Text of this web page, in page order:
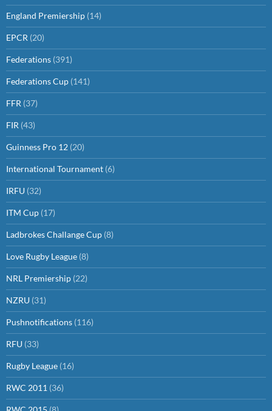
England Premiership (14)
EPCR (20)
Federations (391)
Federations Cup (141)
FFR (37)
FIR (43)
Guinness Pro 12 (20)
International Tournament (6)
IRFU (32)
ITM Cup (17)
Ladbrokes Challange Cup (8)
Love Rugby League (8)
NRL Premiership (22)
NZRU (31)
Pushnotifications (116)
RFU (33)
Rugby League (16)
RWC 2011 (36)